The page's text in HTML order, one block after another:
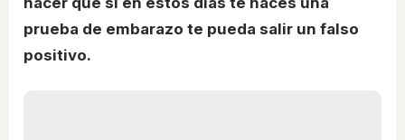
prueba de embarazo te pueda salir un falso
positivo.